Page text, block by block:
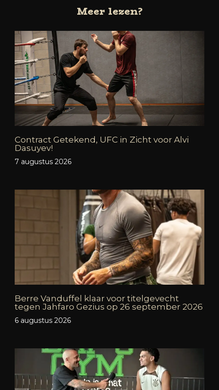
Meer lezen?
Contract Getekend, UFC in Zicht voor Alvi
Dasuyev!
7 augustus 2026
Berre Vanduffel klaar voor titelgevecht
tegen Jahfaro Gezius op 26 september 2026
6 augustus 2026